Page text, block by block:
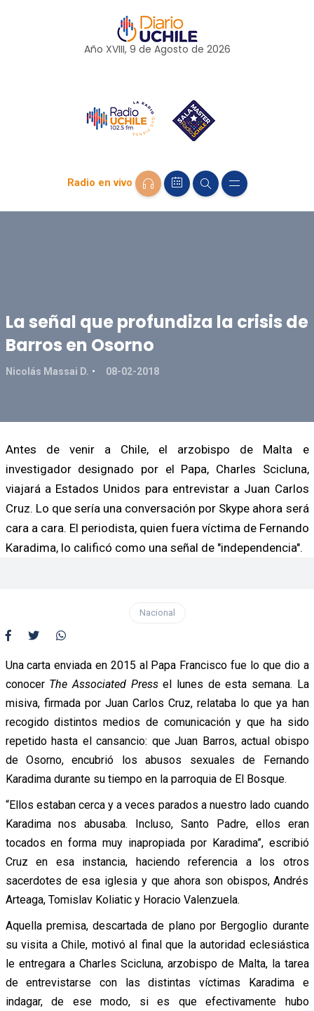
Año XVIII, 9 de Agosto de 2026
Radio en vivo
La señal que profundiza la crisis de
Barros en Osorno
Nicolás Massai D. 08-02-2018
Antes de venir a Chile, el arzobispo de Malta e
investigador designado por el Papa, Charles Scicluna,
viajará a Estados Unidos para entrevistar a Juan Carlos
Cruz. Lo que sería una conversación por Skype ahora será
cara a cara. El periodista, quien fuera víctima de Fernando
Karadima, lo calificó como una señal de "independencia".
Nacional
Una carta enviada en 2015 al Papa Francisco fue lo que dio a
conocer The Associated Pressel lunes de esta semana. La
misiva, firmada por Juan Carlos Cruz, relataba lo que ya han
recogido distintos medios de comunicación y que ha sido
repetido hasta el cansancio: que Juan Barros, actual obispo
de Osorno, encubrió los abusos sexuales de Fernando
Karadima durante su tiempo en la parroquia de El Bosque.
“Ellos estaban cerca y a veces parados a nuestro lado cuando
Karadima nos abusaba. Incluso, Santo Padre, ellos eran
tocados en forma muy inapropiada por Karadima”, escribió
Cruz en esa instancia, haciendo referencia a los otros
sacerdotes de esa iglesia y que ahora son obispos, Andrés
Arteaga, Tomislav Koliatic y Horacio Valenzuela.
Aquella premisa, descartada de plano por Bergoglio durante
su visita a Chile, motivó al final que la autoridad eclesiástica
le entregara a Charles Scicluna, arzobispo de Malta, la tarea
de entrevistarse con las distintas víctimas Karadima e
indagar, de ese modo, si es que efectivamente hubo